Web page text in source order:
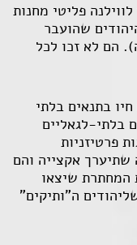
פליטי מחנות
שהועבר
הם לא זכו לכל
בתנאים בלתי
בלתי-לגאליים
פרטיזניות
אקצייה והם
המחתרת שיצאו
ה"ותיקים"